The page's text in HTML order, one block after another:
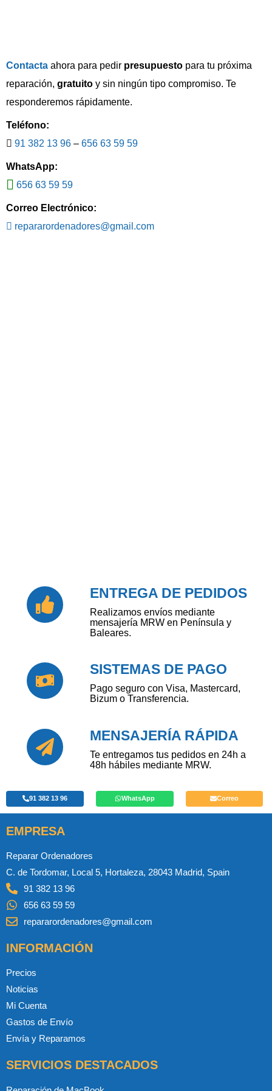
Contacta ahora para pedir presupuesto para tu próxima
reparación, gratuito y sin ningún tipo compromiso. Te
responderemos rápidamente.
Teléfono:
91 382 13 96 – 656 63 59 59
WhatsApp:
656 63 59 59
Correo Electrónico:
repararordenadores@gmail.com
ENTREGA DE PEDIDOS
Realizamos envíos mediante
mensajería MRW en Península y
Baleares.
SISTEMAS DE PAGO
Pago seguro con Visa, Mastercard,
Bizum o Transferencia.
MENSAJERÍA RÁPIDA
Te entregamos tus pedidos en 24h a
48h hábiles mediante MRW.
91 382 13 96 WhatsApp Correo
EMPRESA
Reparar Ordenadores
C. de Tordomar, Local 5, Hortaleza, 28043 Madrid, Spain
91 382 13 96
656 63 59 59
repararordenadores@gmail.com
INFORMACIÓN
Precios
Noticias
Mi Cuenta
Gastos de Envío
Envía y Reparamos
SERVICIOS DESTACADOS